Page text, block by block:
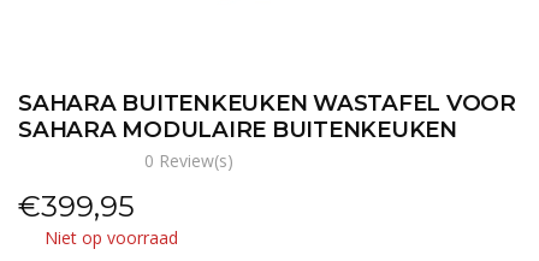
SAHARA BUITENKEUKEN WASTAFEL VOOR
SAHARA MODULAIRE BUITENKEUKEN
0 Review(s)
€399,95
Niet op voorraad